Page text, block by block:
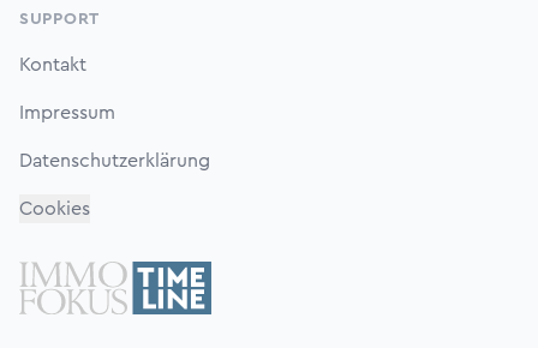
SUPPORT
Kontakt
Impressum
Datenschutzerklärung
Cookies